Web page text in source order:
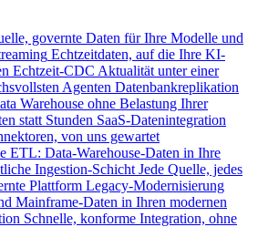
governte Daten für Ihre Modelle und
Echtzeitdaten, auf die Ihre KI-
Echtzeit-CDC Aktualität unter einer
Agenten Datenbankreplikation
Warehouse ohne Belastung Ihrer
statt Stunden SaaS-Datenintegration
von uns gewartet
ETL: Data-Warehouse-Daten in Ihre
Ingestion-Schicht Jede Quelle, jedes
Plattform Legacy-Modernisierung
Mainframe-Daten in Ihren modernen
Schnelle, konforme Integration, ohne